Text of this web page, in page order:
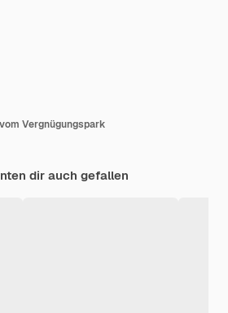
Vergnügungspark
dir auch gefallen